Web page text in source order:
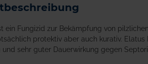
ein Fungizid zur Bekämpfung von
protektiv aber auch kurativ.
und sehr guter Dauerwirkung gegen